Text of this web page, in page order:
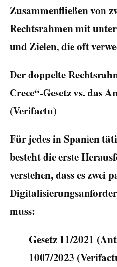
Zusammenfließen von
Rechtsrahmen mit
und Zielen, die oft
Der doppelte
Crece“-Gesetz vs. das
(Verifactu)
Für jedes in Spanien
besteht die erste
verstehen, dass es zwei
muss:
Gesetz 11/2021
1007/2023